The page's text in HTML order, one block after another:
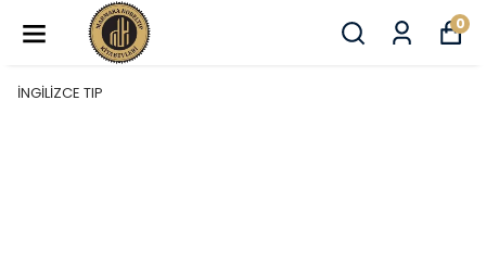
0
İNGİLİZCE TIP